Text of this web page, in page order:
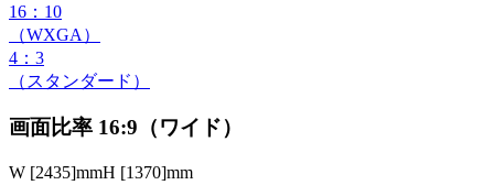
16：10
（WXGA）
4：3
（スタンダード）
画面比率 16:9（ワイド）
W [2435]mmH [1370]mm